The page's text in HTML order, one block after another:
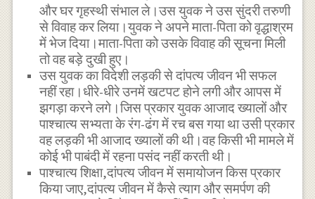
और घर गृहस्थी संभाल ले।उस युवक ने उस सुंदरी तरुणी
से विवाह कर लिया।युवक ने अपने माता-पिता को वृद्धाश्रम
में भेज दिया।माता-पिता को उसके विवाह की सूचना मिली
तो वह बड़े दुखी हुए।
उस युवक का विदेशी लड़की से दांपत्य जीवन भी सफल
नहीं रहा।धीरे-धीरे उनमें खटपट होने लगी और आपस में
झगड़ा करने लगे।जिस प्रकार युवक आजाद ख्यालों और
पाश्चात्य सभ्यता के रंग-ढंग में रच बस गया था उसी प्रकार
वह लड़की भी आजाद ख्यालों की थी।वह किसी भी मामले में
कोई भी पाबंदी में रहना पसंद नहीं करती थी।
पाश्चात्य शिक्षा,दांपत्य जीवन में समायोजन किस प्रकार
किया जाए,दांपत्य जीवन में कैसे त्याग और समर्पण की